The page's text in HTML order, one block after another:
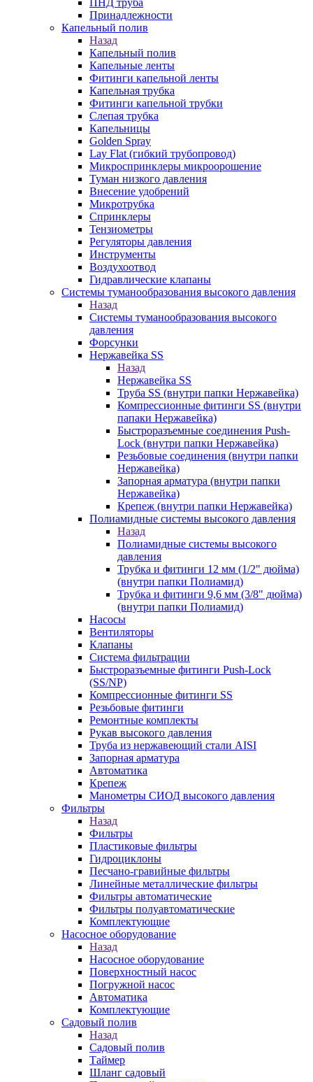
ПНД труба
Принадлежности
Капельный полив
Назад
Капельный полив
Капельные ленты
Фитинги капельной ленты
Капельная трубка
Фитинги капельной трубки
Слепая трубка
Капельницы
Golden Spray
Lay Flat (гибкий трубопровод)
Микроспринклеры микроорошение
Туман низкого давления
Внесение удобрений
Микротрубка
Спринклеры
Тензиометры
Регуляторы давления
Инструменты
Воздухоотвод
Гидравлические клапаны
Системы туманообразования высокого давления
Назад
Системы туманообразования высокого
давления
Форсунки
Нержавейка SS
Назад
Нержавейка SS
Труба SS (внутри папки Нержавейка)
Компрессионные фитинги SS (внутри
папаки Нержавейка)
Быстроразъемные соединения Push-
Lock (внутри папки Нержавейка)
Резьбовые соединения (внутри папки
Нержавейка)
Запорная арматура (внутри папки
Нержавейка)
Крепеж (внутри папки Нержавейка)
Полиамидные системы высокого давления
Назад
Полиамидные системы высокого
давления
Трубка и фитинги 12 мм (1/2" дюйма)
(внутри папки Полиамид)
Трубка и фитинги 9,6 мм (3/8" дюйма)
(внутри папки Полиамид)
Насосы
Вентиляторы
Клапаны
Система фильтрации
Быстроразъемные фитинги Push-Lock
(SS/NP)
Компрессионные фитинги SS
Резьбовые фитинги
Ремонтные комплекты
Рукав высокого давления
Труба из нержавеющий стали AISI
Запорная арматура
Автоматика
Крепеж
Манометры СИОД высокого давления
Фильтры
Назад
Фильтры
Пластиковые фильтры
Гидроциклоны
Песчано-гравийные фильтры
Линейные металлические фильтры
Фильтры автоматические
Фильтры полуавтоматические
Комплектующие
Насосное оборудование
Назад
Насосное оборудование
Поверхностный насос
Погружной насос
Автоматика
Комплектующие
Садовый полив
Назад
Садовый полив
Таймер
Шланг садовый